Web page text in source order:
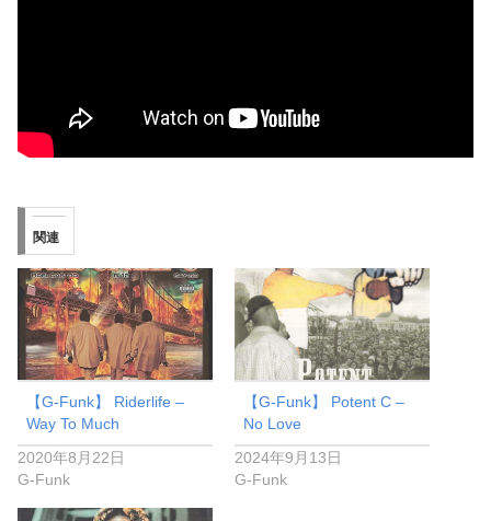
関連
【G-Funk】 Riderlife –
Way To Much
2020年8月22日
G-Funk
【G-Funk】 Potent C –
No Love
2024年9月13日
G-Funk